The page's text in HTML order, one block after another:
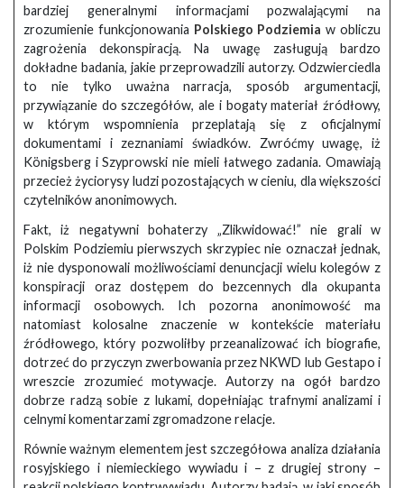
bardziej generalnymi informacjami pozwalającymi na
zrozumienie funkcjonowania Polskiego Podziemia w obliczu
zagrożenia dekonspiracją. Na uwagę zasługują bardzo
dokładne badania, jakie przeprowadzili autorzy. Odzwierciedla
to nie tylko uważna narracja, sposób argumentacji,
przywiązanie do szczegółów, ale i bogaty materiał źródłowy,
w którym wspomnienia przeplatają się z oficjalnymi
dokumentami i zeznaniami świadków. Zwróćmy uwagę, iż
Königsberg i Szyprowski nie mieli łatwego zadania. Omawiają
przecież życiorysy ludzi pozostających w cieniu, dla większości
czytelników anonimowych.
Fakt, iż negatywni bohaterzy „Zlikwidować!” nie grali w
Polskim Podziemiu pierwszych skrzypiec nie oznaczał jednak,
iż nie dysponowali możliwościami denuncjacji wielu kolegów z
konspiracji oraz dostępem do bezcennych dla okupanta
informacji osobowych. Ich pozorna anonimowość ma
natomiast kolosalne znaczenie w kontekście materiału
źródłowego, który pozwoliłby przeanalizować ich biografie,
dotrzeć do przyczyn zwerbowania przez NKWD lub Gestapo i
wreszcie zrozumieć motywacje. Autorzy na ogół bardzo
dobrze radzą sobie z lukami, dopełniając trafnymi analizami i
celnymi komentarzami zgromadzone relacje.
Równie ważnym elementem jest szczegółowa analiza działania
rosyjskiego i niemieckiego wywiadu i – z drugiej strony –